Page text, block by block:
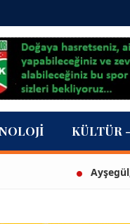
KÜLTÜR
Ayşegül,